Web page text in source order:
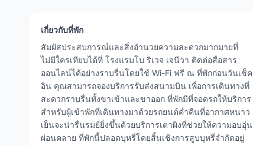
เกี่ยวกับที่พัก
สัมผัสประสบการณ์และสิ่งอำนวยความสะดวกมากมายที่
ไม่มีใครเทียบได้ที่ โรงแรมโบ ริเวจ เจนีวา ติดต่อสื่อสาร
ออนไลน์ได้อย่างราบรื่นโดยใช้ Wi-Fi ฟรี ณ ที่พักก่อนวันเช็ค
อิน คุณสามารถจองบริการรับส่งสนามบิน เพื่อการเดินทางที่
สะดวกราบรื่นทั้งขาเข้าและขาออก ที่พักมีที่จอดรถให้บริการ
สำหรับผู้เข้าพักที่เดินทางมาด้วยรถยนต์ค่ำคืนที่อากาศหนาว
เย็นจะน่ารื่นรมย์ยิ่งขึ้นด้วยบริการเตาผิงที่ช่วยให้ความอบอุ่น
ผ่อนคลาย ที่พักนี้ปลอดบุหรี่โดยสิ้นเชิงการสูบบุหรี่จำกัดอยู่